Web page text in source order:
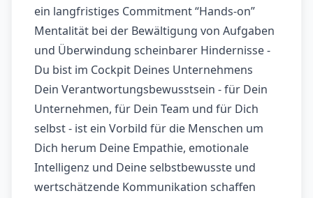
ein langfristiges Commitment “Hands-on”
Mentalität bei der Bewältigung von Aufgaben
und Überwindung scheinbarer Hindernisse -
Du bist im Cockpit Deines Unternehmens
Dein Verantwortungsbewusstsein - für Dein
Unternehmen, für Dein Team und für Dich
selbst - ist ein Vorbild für die Menschen um
Dich herum Deine Empathie, emotionale
Intelligenz und Deine selbstbewusste und
wertschätzende Kommunikation schaffen